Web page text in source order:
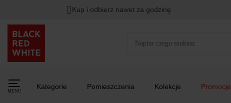
Rabat naHITY DNIA przy zapisie na Newsletter.
Kup i odbierz nawet za godzinę
MENU
Kategorie Pomieszczenia Kolekcje Promocje